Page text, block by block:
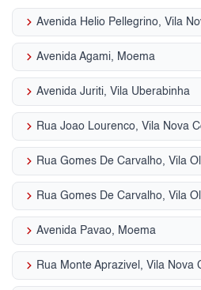
keyboard_arrow_right Avenida Helio Pellegrino, Vila
keyboard_arrow_right Avenida Agami, Moema
keyboard_arrow_right Avenida Juriti, Vila Uberabinha
keyboard_arrow_right Rua Joao Lourenco, Vila Nova
keyboard_arrow_right Rua Gomes De Carvalho, Vila
keyboard_arrow_right Rua Gomes De Carvalho, Vila
keyboard_arrow_right Avenida Pavao, Moema
keyboard_arrow_right Rua Monte Aprazivel, Vila Nova